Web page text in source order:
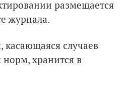
размещается
журнала.
случаев
хранится в